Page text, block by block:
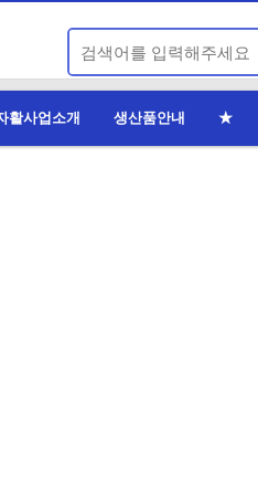
활사업소개 생산품안내 ★